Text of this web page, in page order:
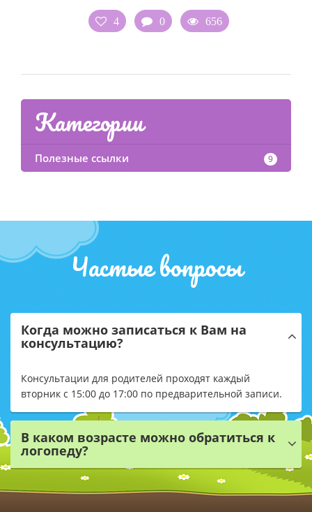
4 0 656
Категории
Полезные ссылки 9
Частые вопросы
Когда можно записаться к Вам на
консультацию?
Консультации для родителей проходят каждый
вторник с 15:00 до 17:00 по предварительной записи.
В каком возрасте можно обратиться к
логопеду?